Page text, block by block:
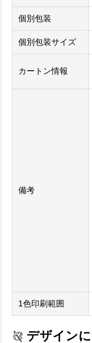
個別包装
個別包装サイズ
カートン情報
備考
1色印刷範囲
デザイン